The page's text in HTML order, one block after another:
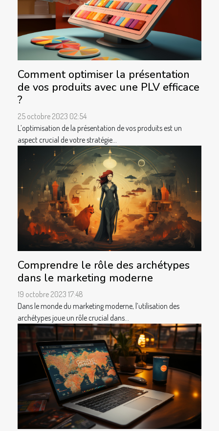
Comment optimiser la présentation
de vos produits avec une PLV efficace
?
25 octobre 2023 02:54
L’optimisation de la présentation de vos produits est un
aspect crucial de votre stratégie...
Comprendre le rôle des archétypes
dans le marketing moderne
19 octobre 2023 17:48
Dans le monde du marketing moderne, l’utilisation des
archétypes joue un rôle crucial dans...